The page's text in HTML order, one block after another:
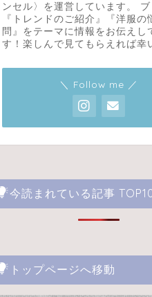
ンセル〉を運営しています。
『トレンドのご紹介』『洋服の
問』をテーマに情報をお伝えし
す！楽しんで見てもらえれば幸
＼ Follow me ／
今読まれている記事
トップページへ移動